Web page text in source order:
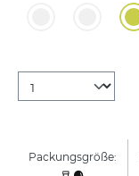
Packungsgröße: